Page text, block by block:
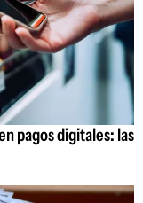
pagos digitales: las